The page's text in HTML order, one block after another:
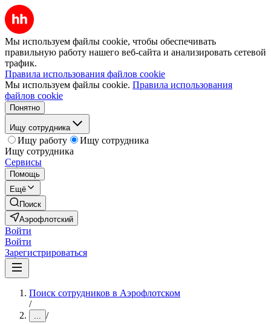
Мы используем файлы cookie, чтобы обеспечивать
правильную работу нашего веб-сайта и анализировать сетевой
трафик.
Правила использования файлов cookie
Мы используем файлы cookie. Правила использования
файлов cookie
Понятно
Ищу сотрудника
Ищу работу
Ищу сотрудника
Ищу сотрудника
Сервисы
Помощь
Ещё
Поиск
Аэрофлотский
Войти
Войти
Зарегистрироваться
Поиск сотрудников в Аэрофлотском
/
... /